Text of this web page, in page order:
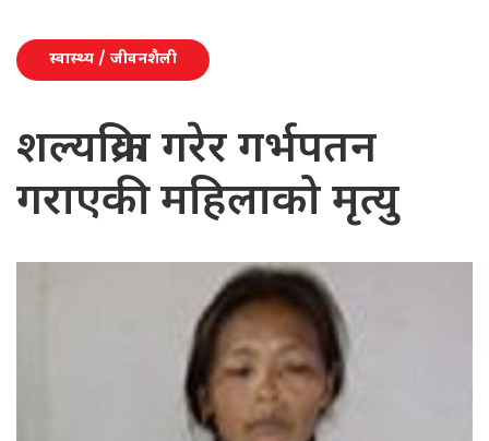
स्वास्थ्य / जीवनशैली
शल्यक्रिया गरेर गर्भपतन
गराएकी महिलाको मृत्यु